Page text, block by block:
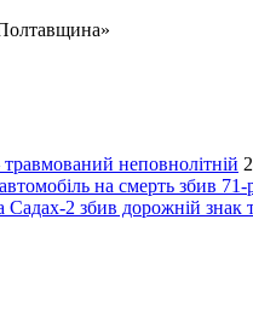
неповнолітній
на смерть збив
2 збив дорожній знак